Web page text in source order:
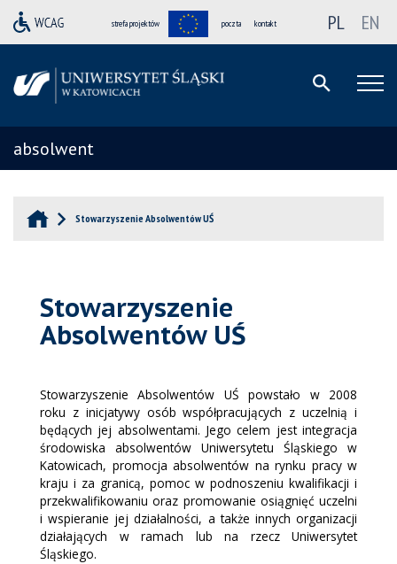
strefa projektów poczta kontakt PL EN
absolwent
Stowarzyszenie Absolwentów UŚ
Stowarzyszenie
Absolwentów UŚ
Stowarzyszenie Absolwentów UŚ powstało w 2008
roku z inicjatywy osób współpracujących z uczelnią i
będących jej absolwentami. Jego celem jest integracja
środowiska absolwentów Uniwersytetu Śląskiego w
Katowicach, promocja absolwentów na rynku pracy w
kraju i za granicą, pomoc w podnoszeniu kwalifikacji i
przekwalifikowaniu oraz promowanie osiągnięć uczelni
i wspieranie jej działalności, a także innych organizacji
działających w ramach lub na rzecz Uniwersytet
Śląskiego.